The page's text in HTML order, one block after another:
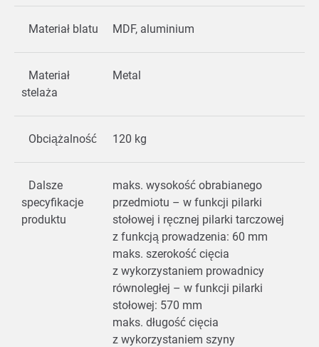
Materiał blatu MDF, aluminium
Materiał
stelaża
Metal
Obciążalność 120 kg
Dalsze
specyfikacje
produktu
maks. wysokość obrabianego
przedmiotu – w funkcji pilarki
stołowej i ręcznej pilarki tarczowej
z funkcją prowadzenia: 60 mm
maks. szerokość cięcia
z wykorzystaniem prowadnicy
równoległej – w funkcji pilarki
stołowej: 570 mm
maks. długość cięcia
z wykorzystaniem szyny